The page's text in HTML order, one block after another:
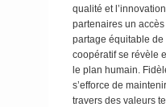
qualité et
partenaires un
partage équitable
coopératif se révèle
le plan humain.
s’efforce de
travers des valeurs